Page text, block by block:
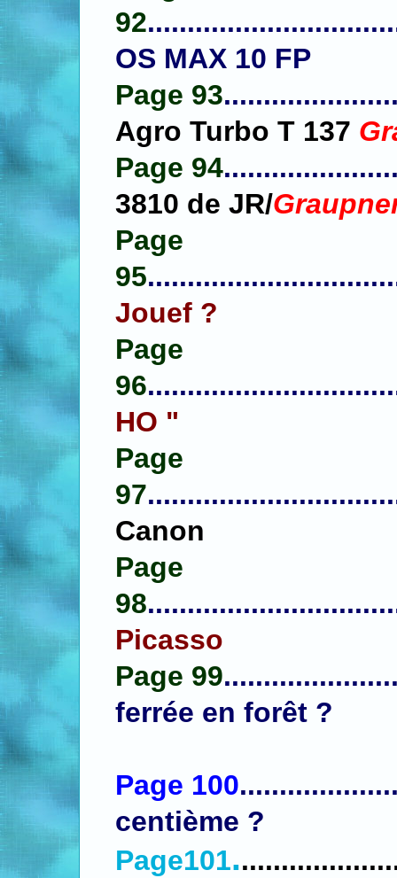
92
OS MAX 10 FP
Page 93
Agro Turbo T 137
Page 94
3810 de JR/
Page
95
Jouef ?
Page
96
HO "
Page
97
Canon
Page
98
Picasso
Page 99
ferrée en forêt ?
Page 100
centième ?
Page101.